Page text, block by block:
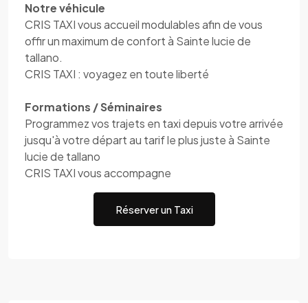
Notre véhicule
CRIS TAXI vous accueil modulables afin de vous
offir un maximum de confort à Sainte lucie de
tallano.
CRIS TAXI : voyagez en toute liberté
Formations / Séminaires
Programmez vos trajets en taxi depuis votre arrivée
jusqu'à votre départ au tarif le plus juste à Sainte
lucie de tallano
CRIS TAXI vous accompagne
Réserver un Taxi